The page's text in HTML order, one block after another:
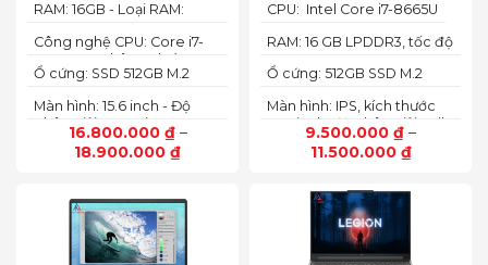
Quadro T1000 4G, Màn
15.6” FHD+)
16.800.000 ₫–
18.900.000 ₫
Màn hình: 15.6 inch - Độ
phân giải: FHD+ (1920 x
1200 px)
Ổ cứng: SSD 512GB M.2
Công nghệ CPU: Core i7-
10750H, 6 nhân, 12 luồng
RAM: 16GB - Loại RAM:
màn hình 14 inch FHD Cảm
9.500.000 ₫ –
11.500.000 ₫
Màn hình: IPS, kích thước
14.0 inch, độ phân giải Full
HD (1920 x 1080)
Ổ cứng: 512GB SSD M.2
RAM: 16 GB LPDDR3, tốc độ
CPU: Intel Core i7-8665U